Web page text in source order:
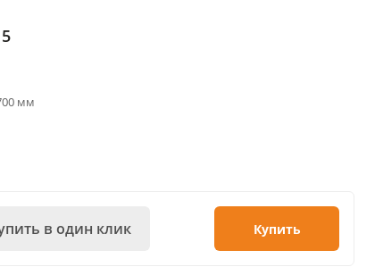
мм
в один клик Купить